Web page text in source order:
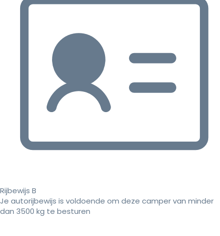
Rijbewijs B
Je autorijbewijs is voldoende om deze camper van minder
dan 3500 kg te besturen